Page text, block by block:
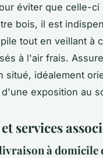
éviter que celle-ci
bois, il est
tout en veillant à
à l'air frais.
situé, idéalement
exposition au
services
à domicile